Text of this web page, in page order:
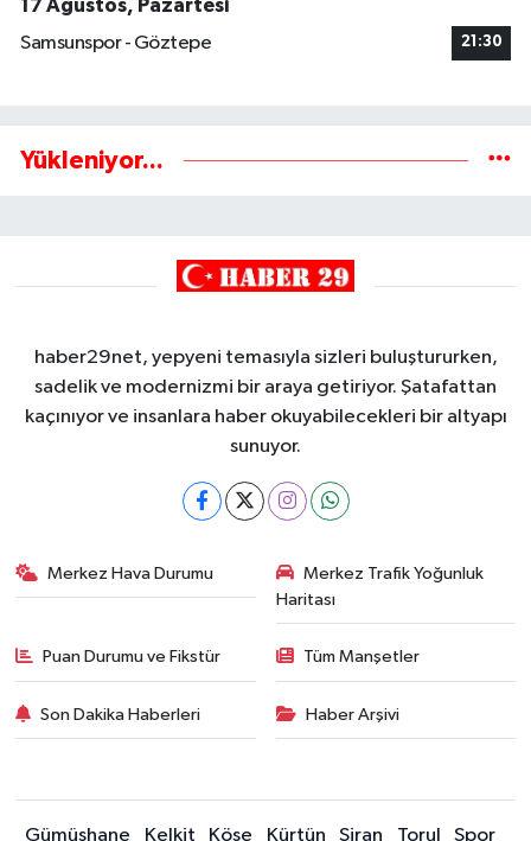
17 Ağustos, Pazartesi
Samsunspor - Göztepe
21:30
Yükleniyor...
haber29net, yepyeni temasıyla sizleri buluştururken,
sadelik ve modernizmi bir araya getiriyor. Şatafattan
kaçınıyor ve insanlara haber okuyabilecekleri bir altyapı
sunuyor.
Merkez Hava Durumu
Merkez Trafik Yoğunluk
Haritası
Puan Durumu ve Fikstür Tüm Manşetler
Son Dakika Haberleri Haber Arşivi
Gümüşhane Kelkit Köse Kürtün Şiran Torul Spor